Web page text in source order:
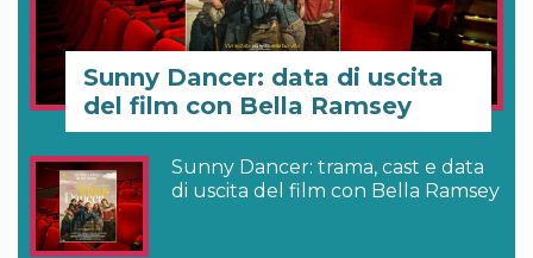
Sunny Dancer: data di uscita
del film con Bella Ramsey
Sunny Dancer: trama, cast e data
di uscita del film con Bella Ramsey